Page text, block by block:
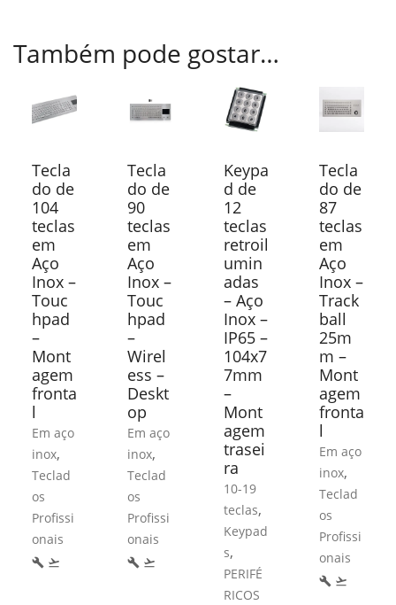
Também pode gostar…
Tecla
do de
104
teclas
em
Aço
Inox –
Touc
hpad
–
Mont
agem
fronta
l
Em aço
inox,
Teclad
os
Profissi
onais
build flight_takeoff
Tecla
do de
90
teclas
em
Aço
Inox –
Touc
hpad
–
Wirel
ess –
Deskt
op
Em aço
inox,
Teclad
os
Profissi
onais
build flight_takeoff
Keypa
d de
12
teclas
retroil
umin
adas
– Aço
Inox –
IP65 –
104x7
7mm
–
Mont
agem
trasei
ra
10-19
teclas,
Keypad
s,
PERIFÉ
RICOS
Tecla
do de
87
teclas
em
Aço
Inox –
Track
ball
25m
m –
Mont
agem
fronta
l
Em aço
inox,
Teclad
os
Profissi
onais
build flight_takeoff